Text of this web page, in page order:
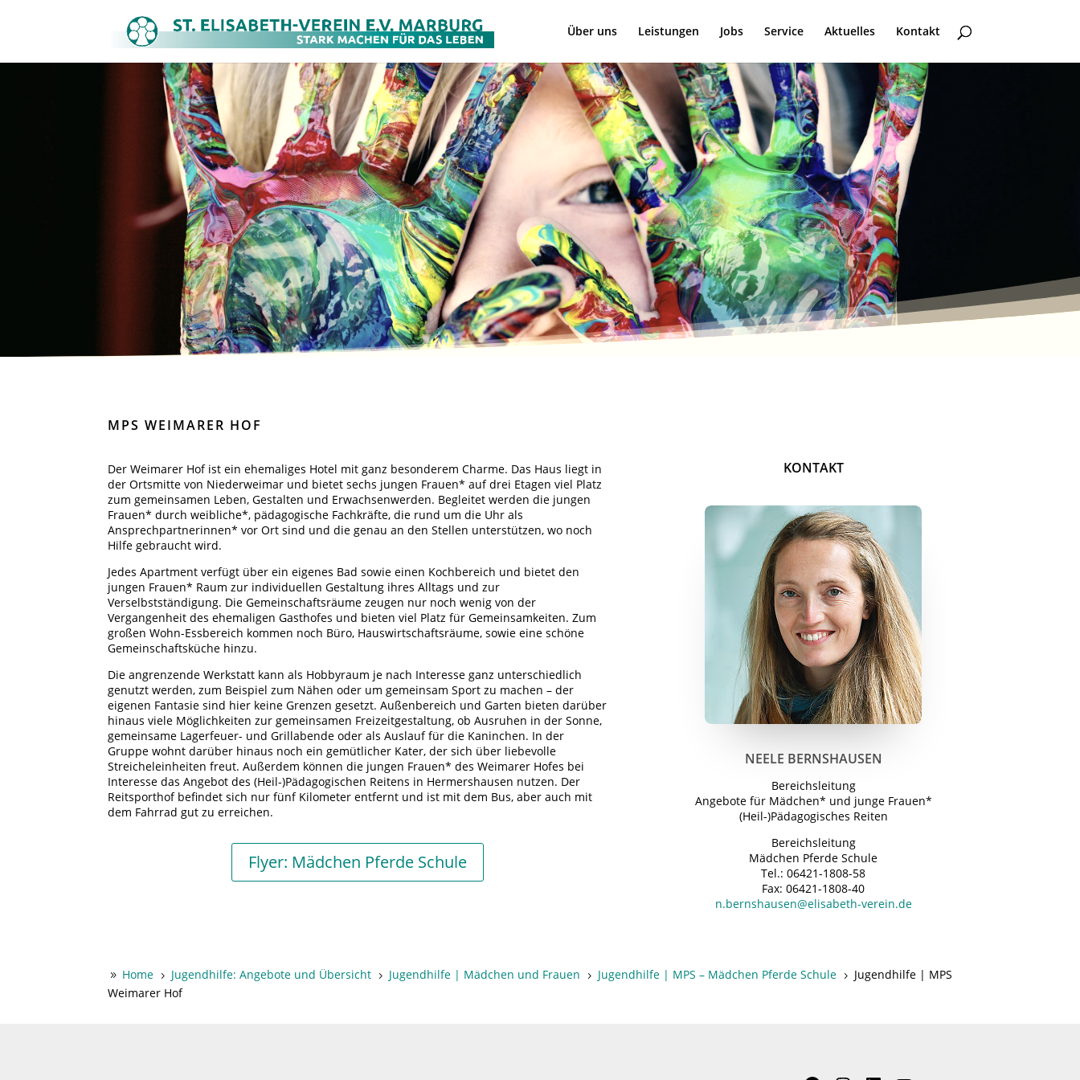
Über uns Leistungen Jobs Service Aktuelles Kontakt
MPS WEIMARER HOF
Der Weimarer Hof ist ein ehemaliges Hotel mit ganz besonderem Charme. Das Haus liegt in
der Ortsmitte von Niederweimar und bietet sechs jungen Frauen* auf drei Etagen viel Platz
zum gemeinsamen Leben, Gestalten und Erwachsenwerden. Begleitet werden die jungen
Frauen* durch weibliche*, pädagogische Fachkräfte, die rund um die Uhr als
Ansprechpartnerinnen* vor Ort sind und die genau an den Stellen unterstützen, wo noch
Hilfe gebraucht wird.
Jedes Apartment verfügt über ein eigenes Bad sowie einen Kochbereich und bietet den
jungen Frauen* Raum zur individuellen Gestaltung ihres Alltags und zur
Verselbstständigung. Die Gemeinschaftsräume zeugen nur noch wenig von der
Vergangenheit des ehemaligen Gasthofes und bieten viel Platz für Gemeinsamkeiten. Zum
großen Wohn-Essbereich kommen noch Büro, Hauswirtschaftsräume, sowie eine schöne
Gemeinschaftsküche hinzu.
Die angrenzende Werkstatt kann als Hobbyraum je nach Interesse ganz unterschiedlich
genutzt werden, zum Beispiel zum Nähen oder um gemeinsam Sport zu machen – der
eigenen Fantasie sind hier keine Grenzen gesetzt. Außenbereich und Garten bieten darüber
hinaus viele Möglichkeiten zur gemeinsamen Freizeitgestaltung, ob Ausruhen in der Sonne,
gemeinsame Lagerfeuer- und Grillabende oder als Auslauf für die Kaninchen. In der
Gruppe wohnt darüber hinaus noch ein gemütlicher Kater, der sich über liebevolle
Streicheleinheiten freut. Außerdem können die jungen Frauen* des Weimarer Hofes bei
Interesse das Angebot des (Heil-)Pädagogischen Reitens in Hermershausen nutzen. Der
Reitsporthof befindet sich nur fünf Kilometer entfernt und ist mit dem Bus, aber auch mit
dem Fahrrad gut zu erreichen.
Flyer: Mädchen Pferde Schule
KONTAKT
NEELE BERNSHAUSEN
Bereichsleitung
Angebote für Mädchen* und junge Frauen*
(Heil-)Pädagogisches Reiten
Bereichsleitung
Mädchen Pferde Schule
Tel.: 06421-1808-58
Fax: 06421-1808-40
n.bernshausen@elisabeth-verein.de
9 Home 5 Jugendhilfe: Angebote und Übersicht 5 Jugendhilfe | Mädchen und Frauen 5 Jugendhilfe | MPS – Mädchen Pferde Schule 5
Jugendhilfe | MPS
Weimarer Hof